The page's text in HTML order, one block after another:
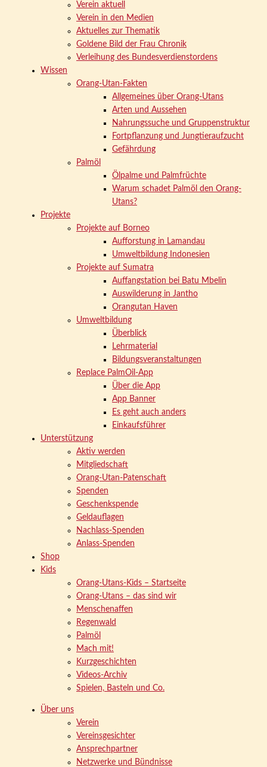
Verein aktuell
Verein in den Medien
Aktuelles zur Thematik
Goldene Bild der Frau Chronik
Verleihung des Bundesverdienstordens
Wissen
Orang-Utan-Fakten
Allgemeines über Orang-Utans
Arten und Aussehen
Nahrungssuche und Gruppenstruktur
Fortpflanzung und Jungtieraufzucht
Gefährdung
Palmöl
Ölpalme und Palmfrüchte
Warum schadet Palmöl den Orang-
Utans?
Projekte
Projekte auf Borneo
Aufforstung in Lamandau
Umweltbildung Indonesien
Projekte auf Sumatra
Auffangstation bei Batu Mbelin
Auswilderung in Jantho
Orangutan Haven
Umweltbildung
Überblick
Lehrmaterial
Bildungsveranstaltungen
Replace PalmOil-App
Über die App
App Banner
Es geht auch anders
Einkaufsführer
Unterstützung
Aktiv werden
Mitgliedschaft
Orang-Utan-Patenschaft
Spenden
Geschenkspende
Geldauflagen
Nachlass-Spenden
Anlass-Spenden
Shop
Kids
Orang-Utans-Kids – Startseite
Orang-Utans – das sind wir
Menschenaffen
Regenwald
Palmöl
Mach mit!
Kurzgeschichten
Videos-Archiv
Spielen, Basteln und Co.
Über uns
Verein
Vereinsgesichter
Ansprechpartner
Netzwerke und Bündnisse